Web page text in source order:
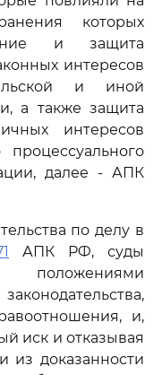
которых
и защита
интересов
и иной
а также защита
интересов
далее - АПК
по делу в
АПК РФ, суды
и,
иск и отказывая
из доказанности